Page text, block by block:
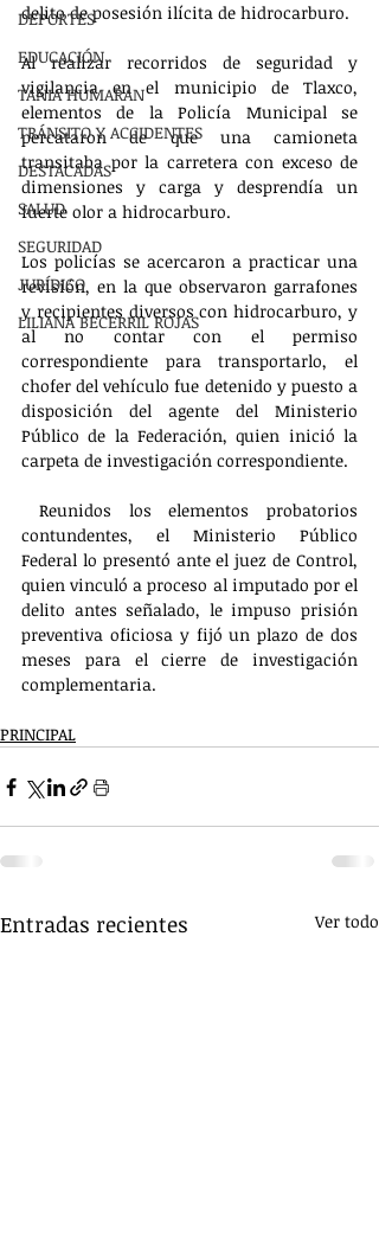
DEPORTES
EDUCACIÓN
TANIA HUMARAN
TRÁNSITO Y ACCIDENTES
DESTACADAS
SALUD
SEGURIDAD
JURÍDICO
LILIANA BECERRIL ROJAS
delito de posesión ilícita de hidrocarburo.
Al realizar recorridos de seguridad y
vigilancia en el municipio de Tlaxco,
elementos de la Policía Municipal se
percataron de que una camioneta
transitaba por la carretera con exceso de
dimensiones y carga y desprendía un
fuerte olor a hidrocarburo.
Los policías se acercaron a practicar una
revisión, en la que observaron garrafones
y recipientes diversos con hidrocarburo, y
al no contar con el permiso
correspondiente para transportarlo, el
chofer del vehículo fue detenido y puesto a
disposición del agente del Ministerio
Público de la Federación, quien inició la
carpeta de investigación correspondiente.
Reunidos los elementos probatorios
contundentes, el Ministerio Público
Federal lo presentó ante el juez de Control,
quien vinculó a proceso al imputado por el
delito antes señalado, le impuso prisión
preventiva oficiosa y fijó un plazo de dos
meses para el cierre de investigación
complementaria.
PRINCIPAL
Entradas recientes Ver todo